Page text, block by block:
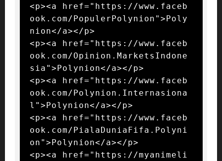
<p><a href="https://www.faceb
ook.com/PopulerPolynion">Poly
nion</a></p>
<p><a href="https://www.faceb
ook.com/Opinion.MarketsIndone
sia">Polynion</a></p>
<p><a href="https://www.faceb
ook.com/Polynion.Internasiona
l">Polynion</a></p>
<p><a href="https://www.faceb
ook.com/PialaDuniaFifa.Polyni
on">Polynion</a></p>
<p><a href="https://myanimeli